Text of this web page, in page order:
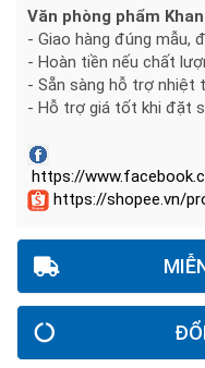
Văn phòng phẩm
- Giao hàng đúng mẫu,
- Hoàn tiền nếu chất
- Sẵn sàng hỗ trợ nhiệt
- Hỗ trợ giá tốt khi đặt
https://
https://shopee.vn/